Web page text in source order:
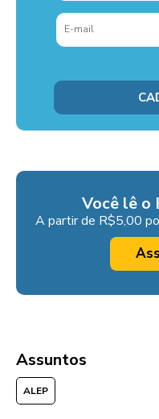
Você lê o
A partir de R$5,00
Assuntos
ALEP